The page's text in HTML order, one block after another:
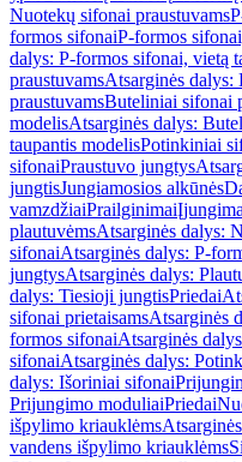
Nuotekų sifonai praustuvams
formos sifonaiP-formos
dalys: P-formos sifonai, vietą
praustuvamsAtsarginės dalys:
praustuvamsButeliniai sifonai
modelisAtsarginės dalys:
taupantis modelisPotinkiniai
sifonaiPraustuvo jungtys
jungtisJungiamosios alkūnės
vamzdžiaiPrailginimai
plautuvėmsAtsarginės dalys:
sifonaiAtsarginės dalys: P-
jungtysAtsarginės dalys:
dalys: Tiesioji jungtisPriedai
sifonai prietaisamsAtsarginės
formos sifonaiAtsarginės
sifonaiAtsarginės dalys:
dalys: Išoriniai sifonai
Prijungimo moduliaiPriedai
išpylimo kriauklėms
vandens išpylimo kriauklėms